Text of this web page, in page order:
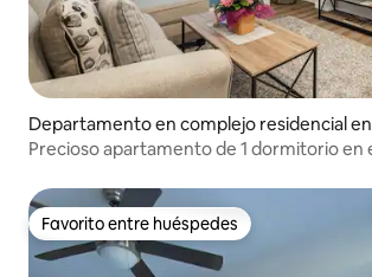
Departamento en complejo residencial en
lowna
Precioso apartamento de 1 dormitorio en
Favorito entre huéspedes
Favorito entre huéspedes